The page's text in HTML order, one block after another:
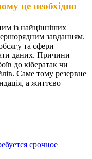
це необхідно
із найцінніших
завданням.
та сфери
даних. Причини
до кібератак чи
Саме тому резервне
а життєво
срочное